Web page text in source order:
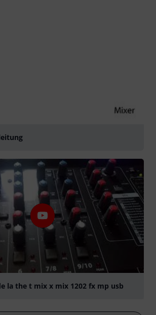
la the t mix x mix 1202 fx mp usb